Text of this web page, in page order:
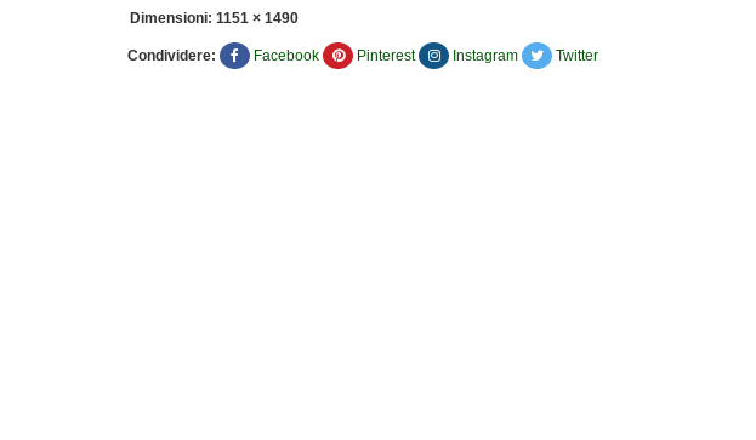
Dimensioni: 1151 × 1490
Condividere: Facebook Pinterest Instagram Twitter